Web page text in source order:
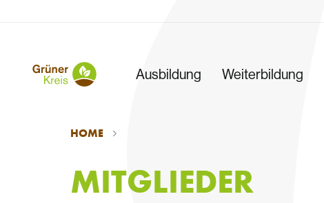
Ausbildung Weiterbildung
HOME
MITGLIEDER